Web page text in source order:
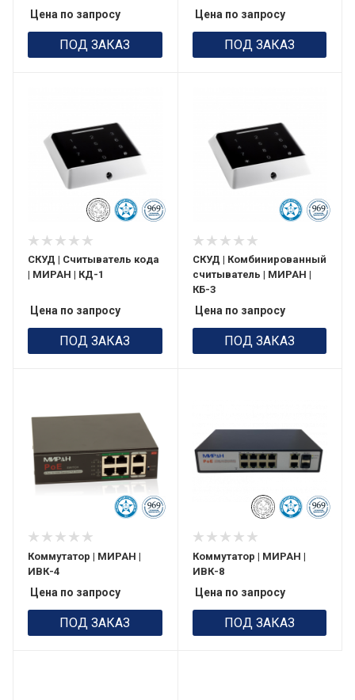
Цена по запросу
ПОД ЗАКАЗ
Цена по запросу
ПОД ЗАКАЗ
СКУД | Считыватель кода
| МИРАН | КД-1
Цена по запросу
ПОД ЗАКАЗ
СКУД | Комбинированный
считыватель | МИРАН |
КБ-3
Цена по запросу
ПОД ЗАКАЗ
Коммутатор | МИРАН |
ИВК-4
Цена по запросу
ПОД ЗАКАЗ
Коммутатор | МИРАН |
ИВК-8
Цена по запросу
ПОД ЗАКАЗ